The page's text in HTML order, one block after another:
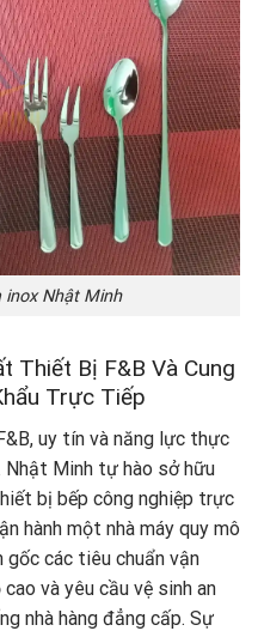
inox Nhật Minh
Thiết Bị F&B Và Cung
Trực Tiếp
uy tín và năng lực thực
Minh tự hào sở hữu
bị bếp công nghiệp trực
hành một nhà máy quy mô
các tiêu chuẩn vận
và yêu cầu vệ sinh an
nhà hàng đẳng cấp. Sự